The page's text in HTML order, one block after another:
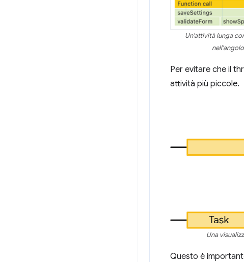
Un'attività lunga
Per evitare che il
attività più piccole.
Una
Questo è